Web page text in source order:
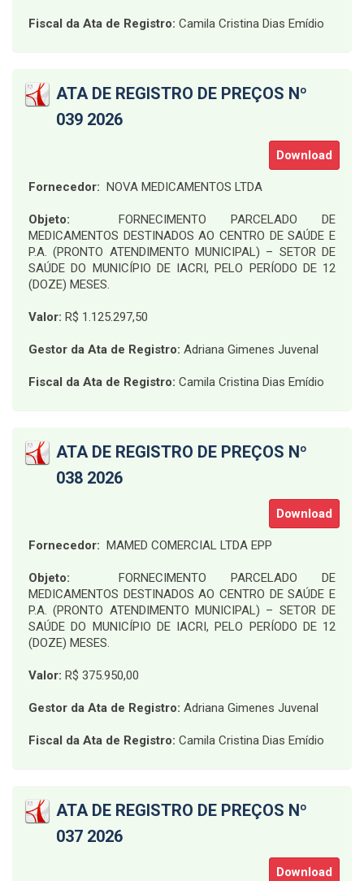
Fiscal da Ata de Registro: Camila Cristina Dias Emídio
ATA DE REGISTRO DE PREÇOS Nº
039 2026
Download
Fornecedor: NOVA MEDICAMENTOS LTDA
Objeto:
FORNECIMENTO PARCELADO DE
MEDICAMENTOS DESTINADOS AO CENTRO DE SAÚDE E
P.A. (PRONTO ATENDIMENTO MUNICIPAL) – SETOR DE
SAÚDE DO MUNICÍPIO DE IACRI, PELO PERÍODO DE 12
(DOZE) MESES.
Valor: R$ 1.125.297,50
Gestor da Ata de Registro: Adriana Gimenes Juvenal
Fiscal da Ata de Registro: Camila Cristina Dias Emídio
ATA DE REGISTRO DE PREÇOS Nº
038 2026
Download
Fornecedor: MAMED COMERCIAL LTDA EPP
Objeto:
FORNECIMENTO PARCELADO DE
MEDICAMENTOS DESTINADOS AO CENTRO DE SAÚDE E
P.A. (PRONTO ATENDIMENTO MUNICIPAL) – SETOR DE
SAÚDE DO MUNICÍPIO DE IACRI, PELO PERÍODO DE 12
(DOZE) MESES.
Valor: R$ 375.950,00
Gestor da Ata de Registro: Adriana Gimenes Juvenal
Fiscal da Ata de Registro: Camila Cristina Dias Emídio
ATA DE REGISTRO DE PREÇOS Nº
037 2026
Download